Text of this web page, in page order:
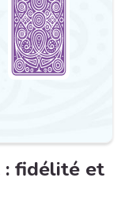
: fidélité et